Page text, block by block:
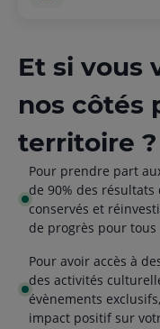
Et si vous
nos côtés
territoire ?
Pour prendre part
de 90% des résultats
conservés et
de progrès pour tous
Pour avoir accès à
des activités
évènements
impact positif sur